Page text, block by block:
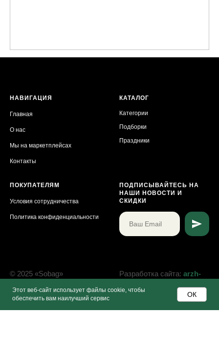
НАВИГАЦИЯ
Главная
О нас
Мы на маркетплейсах
Контакты
КАТАЛОГ
Категории
Подборки
Праздники
ПОКУПАТЕЛЯМ
Условия сотрудничества
Политика конфиденциальности
ПОДПИСЫВАЙТЕСЬ НА
НАШИ НОВОСТИ И
СКИДКИ
© 2025 «Sobag»
Разработка сайта: arzh-
Этот веб-сайт использует файлы cookie, чтобы
обеспечить вам наилучший сервис
ОК